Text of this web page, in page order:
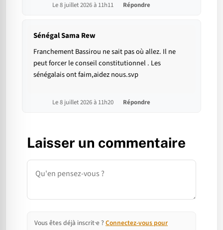
Le 8 juillet 2026 à 11h11 Répondre
Sénégal Sama Rew
Franchement Bassirou ne sait pas où allez. Il ne
peut forcer le conseil constitutionnel . Les
sénégalais ont faim,aidez nous.svp
Le 8 juillet 2026 à 11h20 Répondre
Laisser un commentaire
Commentaire
Vous êtes déjà inscrit·e ? Connectez-vous pour